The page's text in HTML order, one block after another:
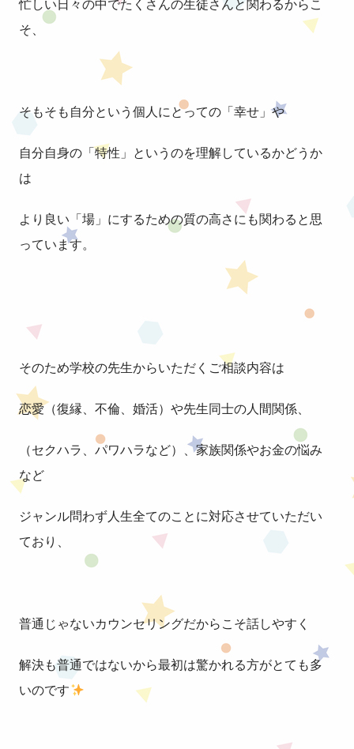
忙しい日々の中でたくさんの生徒さんと関わるからこ
そ、
そもそも自分という個人にとっての「幸せ」や
自分自身の「特性」というのを理解しているかどうか
は
より良い「場」にするための質の高さにも関わると思
っています。
そのため学校の先生からいただくご相談内容は
恋愛（復縁、不倫、婚活）や先生同士の人間関係、
（セクハラ、パワハラなど）、家族関係やお金の悩み
など
ジャンル問わず人生全てのことに対応させていただい
ており、
普通じゃないカウンセリングだからこそ話しやすく
解決も普通ではないから最初は驚かれる方がとても多
いのです